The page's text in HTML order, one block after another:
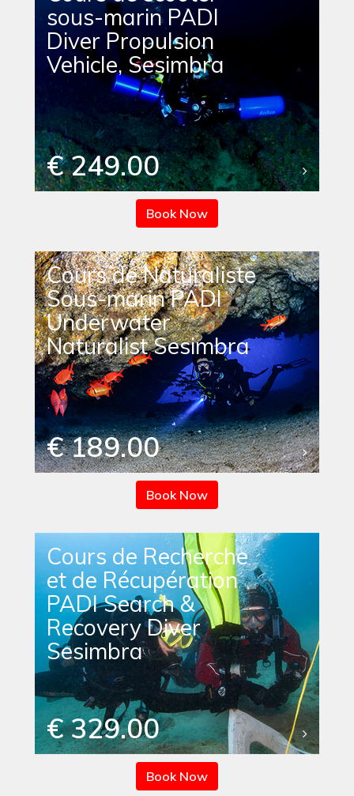
sous-marin PADI
Diver Propulsion
Vehicle, Sesimbra
€ 249.00
Book Now
Cours de Naturaliste
Sous-marin PADI
Underwater
Naturalist Sesimbra
€ 189.00
Book Now
Cours de Recherche
et de Récupération
PADI Search &
Recovery Diver
Sesimbra
€ 329.00
Book Now